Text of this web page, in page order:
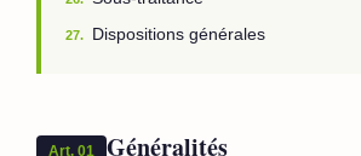
27. Dispositions générales
Art. 01 Généralités